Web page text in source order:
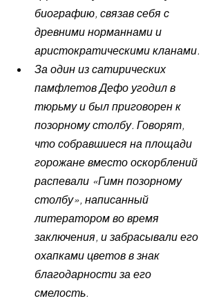
биографию, связав себя с
древними норманнами и
аристократическими кланами.
За один из сатирических
памфлетов Дефо угодил в
тюрьму и был приговорен к
позорному столбу. Говорят,
что собравшиеся на площади
горожане вместо оскорблений
распевали «Гимн позорному
столбу», написанный
литератором во время
заключения, и забрасывали его
охапками цветов в знак
благодарности за его
смелость.